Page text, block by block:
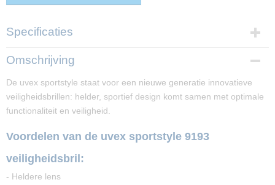
Specificaties
Productcode
Omschrijving
De uvex sportstyle staat voor een nieuwe generatie innovatieve
veiligheidsbrillen: helder, sportief design komt samen met optimale
functionaliteit en veiligheid.
Voordelen van de uvex sportstyle 9193
veiligheidsbril:
- Heldere lens